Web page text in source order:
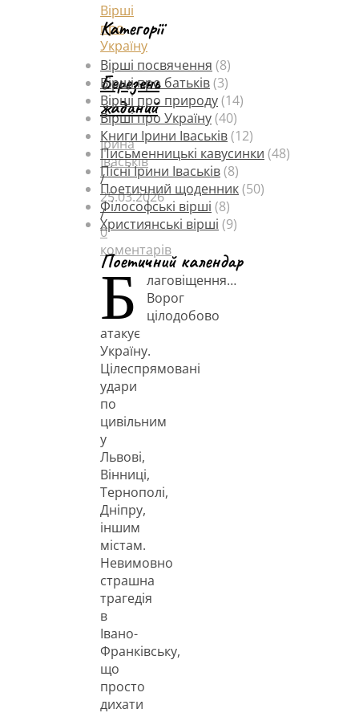
Вірші
про
Україну
Березень
жаданий
Ірина
Іваськів
/
25.03.2026
/
0
коментарів
Б
лаговіщення…
Ворог
цілодобово
атакує
Україну.
Цілеспрямовані
удари
по
цивільним
у
Львові,
Вінниці,
Тернополі,
Дніпру,
іншим
містам.
Невимовно
страшна
трагедія
в
Івано-
Франківську,
що
просто
дихати
Категорії
Вірші посвячення (8)
Вірші про батьків(3)
Вірші про природу(14)
Вірші про Україну(40)
Книги Ірини Іваськів(12)
Письменницькі кавусинки (48)
Пісні Ірини Іваськів(8)
Поетичний щоденник(50)
Філософські вірші (8)
Християнські вірші (9)
Поетичний календар